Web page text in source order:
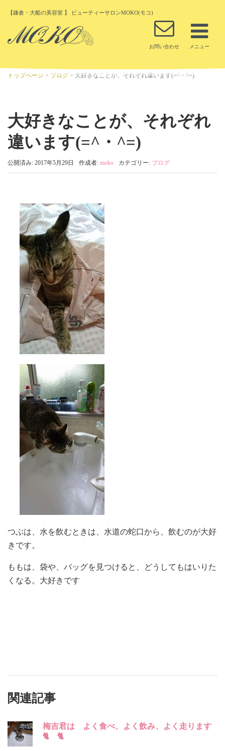
【鎌倉・大船の美容室 】 ビューティーサロンMOKO(モコ)
トップページ > ブログ > 大好きなことが、それぞれ違います(=^・^=)
大好きなことが、それぞれ
違います(=^・^=)
公開済み: 2017年5月29日 作成者: moko カテゴリー: ブログ
つぶは、水を飲むときは、水道の蛇口から、飲むのが大好
きです。
ももは、袋や、バッグを見つけると、どうしてもはいりた
くなる。大好きです
関連記事
梅吉君は よく食べ、よく飲み、よく走ります
🐈 🐈